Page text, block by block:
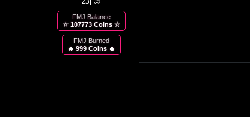
н
н
я
FMJ Balance
☆ 107773 Coins ☆
FMJ Burned
🔥 999 Coins 🔥